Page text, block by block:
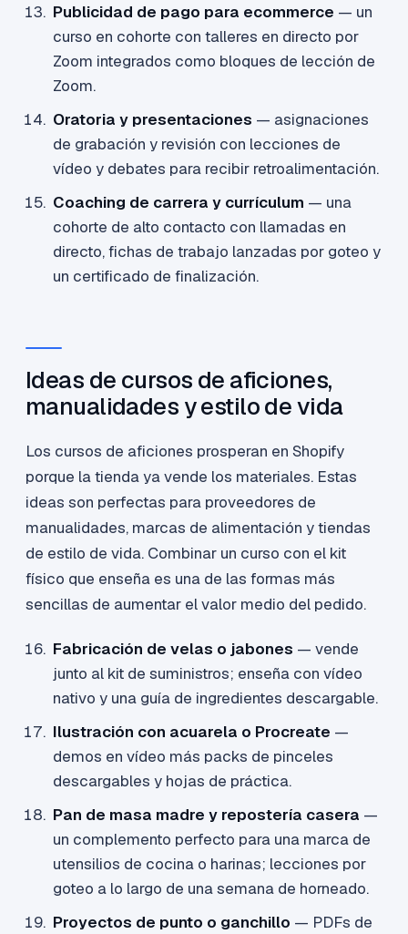
Publicidad de pago para ecommerce — un
curso en cohorte con talleres en directo por
Zoom integrados como bloques de lección de
Zoom.
Oratoria y presentaciones — asignaciones
de grabación y revisión con lecciones de
vídeo y debates para recibir retroalimentación.
Coaching de carrera y currículum — una
cohorte de alto contacto con llamadas en
directo, fichas de trabajo lanzadas por goteo y
un certificado de finalización.
Ideas de cursos de aficiones,
manualidades y estilo de vida
Los cursos de aficiones prosperan en Shopify
porque la tienda ya vende los materiales. Estas
ideas son perfectas para proveedores de
manualidades, marcas de alimentación y tiendas
de estilo de vida. Combinar un curso con el kit
físico que enseña es una de las formas más
sencillas de aumentar el valor medio del pedido.
Fabricación de velas o jabones — vende
junto al kit de suministros; enseña con vídeo
nativo y una guía de ingredientes descargable.
Ilustración con acuarela o Procreate —
demos en vídeo más packs de pinceles
descargables y hojas de práctica.
Pan de masa madre y repostería casera —
un complemento perfecto para una marca de
utensilios de cocina o harinas; lecciones por
goteo a lo largo de una semana de horneado.
Proyectos de punto o ganchillo — PDFs de